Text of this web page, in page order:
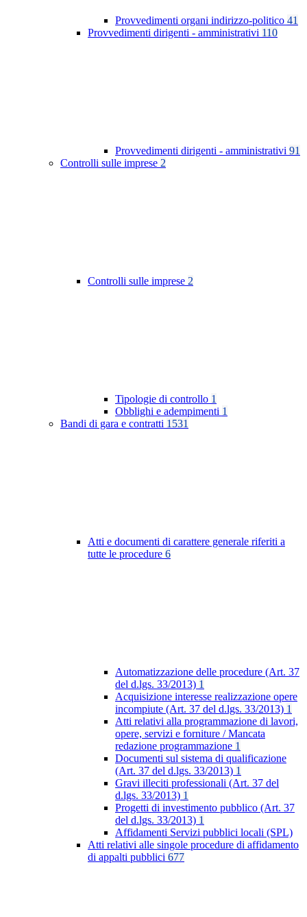
Provvedimenti organi indirizzo-politico 41
Provvedimenti dirigenti - amministrativi 110
Provvedimenti dirigenti - amministrativi 91
Controlli sulle imprese 2
Controlli sulle imprese 2
Tipologie di controllo 1
Obblighi e adempimenti 1
Bandi di gara e contratti 1531
Atti e documenti di carattere generale riferiti a
tutte le procedure 6
Automatizzazione delle procedure (Art. 37
del d.lgs. 33/2013) 1
Acquisizione interesse realizzazione opere
incompiute (Art. 37 del d.lgs. 33/2013) 1
Atti relativi alla programmazione di lavori,
opere, servizi e forniture / Mancata
redazione programmazione 1
Documenti sul sistema di qualificazione
(Art. 37 del d.lgs. 33/2013) 1
Gravi illeciti professionali (Art. 37 del
d.lgs. 33/2013) 1
Progetti di investimento pubblico (Art. 37
del d.lgs. 33/2013) 1
Affidamenti Servizi pubblici locali (SPL)
Atti relativi alle singole procedure di affidamento
di appalti pubblici 677